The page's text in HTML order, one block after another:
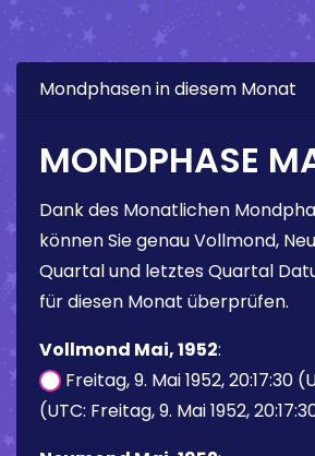
Mondphasen in diesem Monat
MONDPHASE
Dank des Monatlichen
können Sie genau Vollmond,
Quartal und letztes Quartal
für diesen Monat überprüfen.
Vollmond Mai, 1952:
Freitag, 9. Mai 1952, 20:17:30
(UTC: Freitag, 9. Mai 1952,